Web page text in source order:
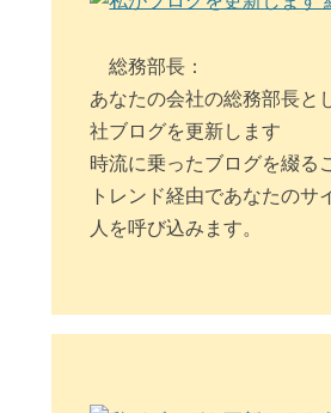
総務部長：
あなたの会社の総務部長と
社ブログを更新します
時流に乗ったブログを綴る
トレンド経由であなたのサ
人を呼び込みます。